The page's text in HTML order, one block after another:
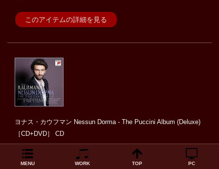
このアイテムの詳細を見る
ヨナス・カウフマン Nessun Dorma - The Puccini Album (Deluxe)
［CD+DVD］ CD
価格：3,051円
MENU WORK TOP PC